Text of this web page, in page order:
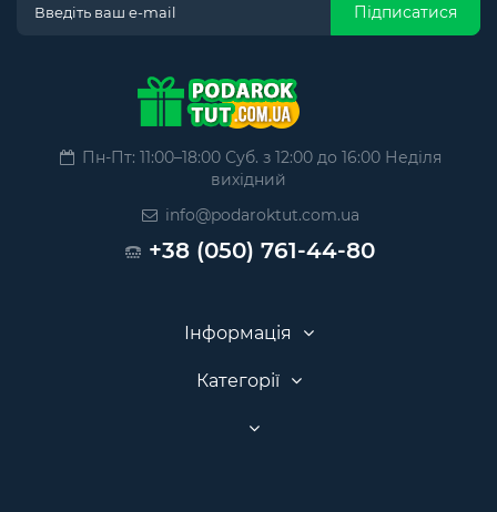
Підписатися
Пн-Пт: 11:00–18:00 Суб. з 12:00 до 16:00 Неділя
вихідний
info@podaroktut.com.ua
+38 (050) 761-44-80
Інформація
Категорії